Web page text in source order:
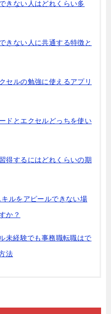
きない人はどれくらい多
きない人に共通する特徴と
セルの勉強に使えるアプリ
ドとエクセルどっちを使い
得するにはどれくらいの期
キルをアピールできない場
か？
未経験でも事務職転職はで
法